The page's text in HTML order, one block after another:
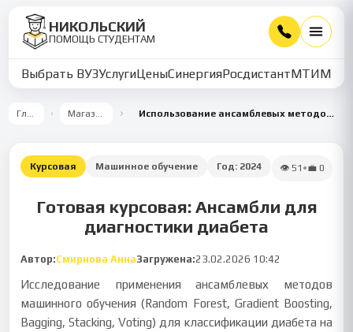
НИКОЛЬСКИЙ
ПОМОЩЬ СТУДЕНТАМ
Выбрать ВУЗУслугиЦеныСинергияРосдистантМТИММУ
Главная Магазин работ Использование ансамблевых методов для диагностики диабета
Курсовая Машинное обучение Год: 2024 👁 51 •💼 0
Готовая курсовая: Ансамбли для
диагностики диабета
Автор:Смирнова АннаЗагружена:23.02.2026 10:42
Исследование применения ансамблевых методов
машинного обучения (Random Forest, Gradient Boosting,
Bagging, Stacking, Voting) для классификации диабета на